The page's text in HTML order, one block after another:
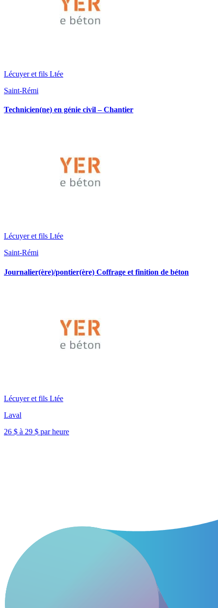
Lécuyer et fils Ltée
Saint-Rémi
Technicien(ne) en génie civil – Chantier
Lécuyer et fils Ltée
Saint-Rémi
Journalier(ère)/pontier(ère) Coffrage et finition de béton
Lécuyer et fils Ltée
Laval
26 $ à 29 $ par heure